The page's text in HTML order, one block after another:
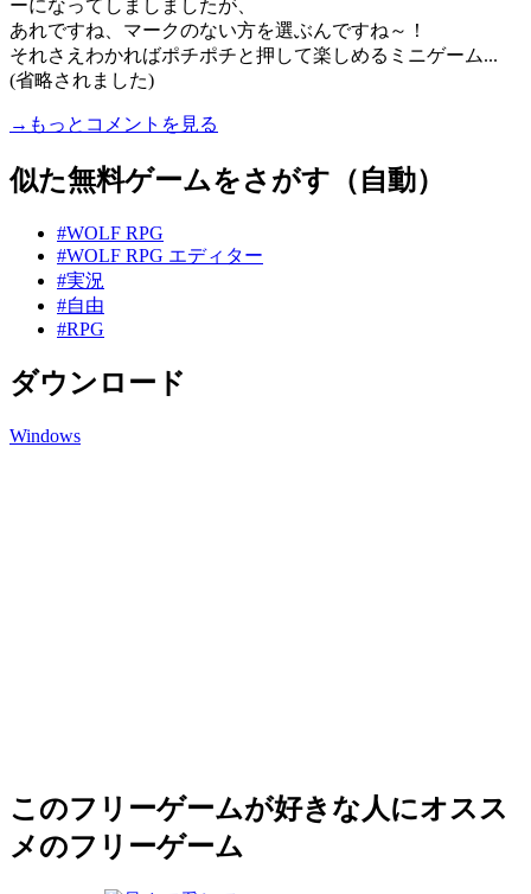
ーになってしましましたが、
あれですね、マークのない方を選ぶんですね～！
それさえわかればポチポチと押して楽しめるミニゲーム...
(省略されました)
→もっとコメントを見る
似た無料ゲームをさがす（自動）
#WOLF RPG
#WOLF RPG エディター
#実況
#自由
#RPG
ダウンロード
Windows
このフリーゲームが好きな人にオスス
メのフリーゲーム